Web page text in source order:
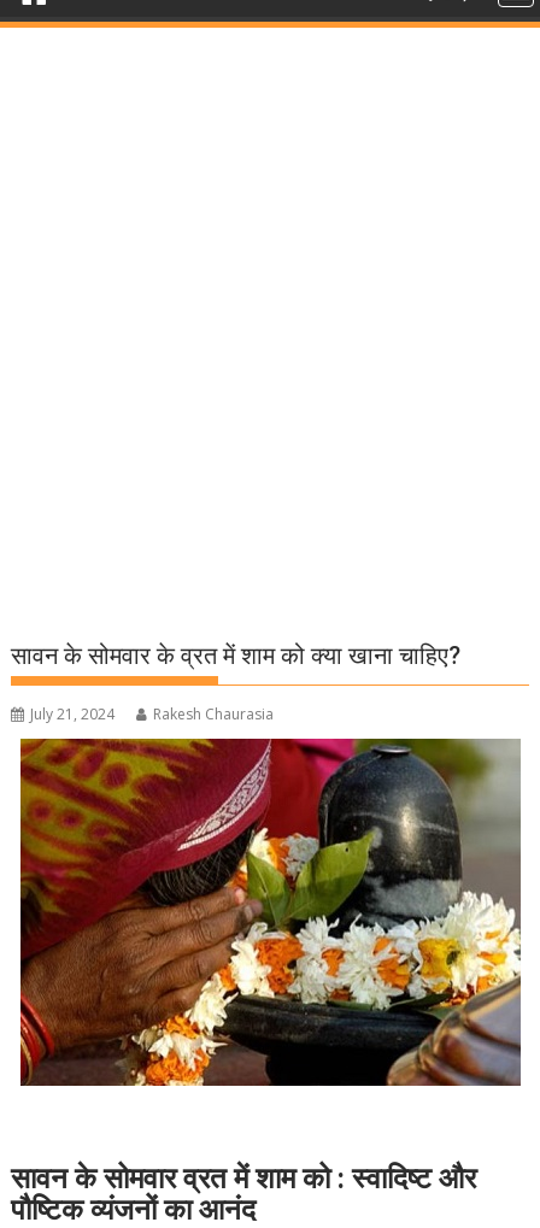
सावन के सोमवार के व्रत में शाम को क्या खाना चाहिए?
July 21, 2024 Rakesh Chaurasia
सावन के सोमवार व्रत में शाम को : स्वादिष्ट और
पौष्टिक व्यंजनों का आनंद